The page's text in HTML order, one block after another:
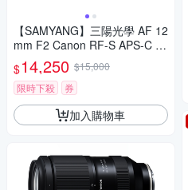
【SAMYANG】三陽光學 AF 12
mm F2 Canon RF-S APS-C 自
動對焦鏡頭 公司貨
$14,250 $15,000
限時下殺
券
加入購物車